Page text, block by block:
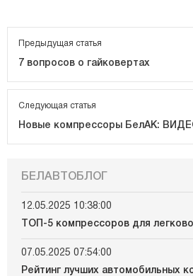
БЕЛАВТОБЛОГ
12.05.2025 10:38:00
ТОП-5 компрессоров для
07.05.2025 07:54:00
Рейтинг лучших автомобильных
Предыдущая статья
7 вопросов о гайковертах
Следующая статья
Новые компрессоры БелАК: